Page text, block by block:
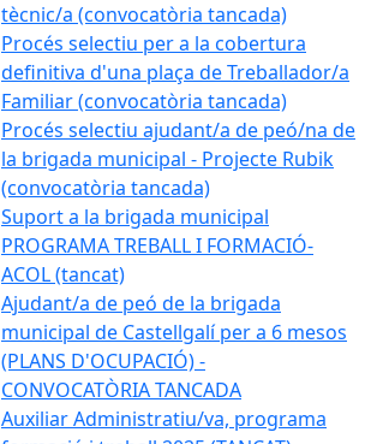
tècnic/a (convocatòria tancada)
Procés selectiu per a la cobertura
definitiva d'una plaça de Treballador/a
Familiar (convocatòria tancada)
Procés selectiu ajudant/a de peó/na de
la brigada municipal - Projecte Rubik
(convocatòria tancada)
Suport a la brigada municipal
PROGRAMA TREBALL I FORMACIÓ-
ACOL (tancat)
Ajudant/a de peó de la brigada
municipal de Castellgalí per a 6 mesos
(PLANS D'OCUPACIÓ) -
CONVOCATÒRIA TANCADA
Auxiliar Administratiu/va, programa